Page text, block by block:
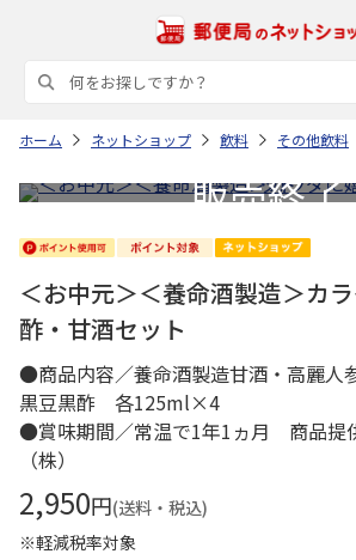
ホーム ネットショップ 飲料 その他飲料
＜お中元＞＜養命酒製造＞カ
酢・甘酒セット
●商品内容／養命酒製造甘酒・高麗人
黒豆黒酢 各125ml×4
●賞味期間／常温で1年1ヵ月 商品提
（株）
2,950円(送料・税込)
※軽減税率対象